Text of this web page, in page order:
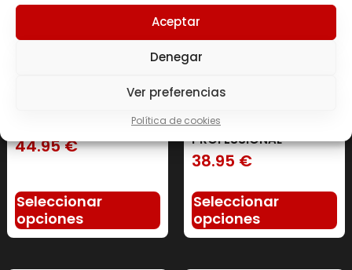
Aceptar
Denegar
Ver preferencias
Política de cookies
INTRA TRAIN LEGACY
44.95€
Seleccionar
opciones
INTRA-WORK
PROFESSIONAL
38.95 €
Seleccionar
opciones